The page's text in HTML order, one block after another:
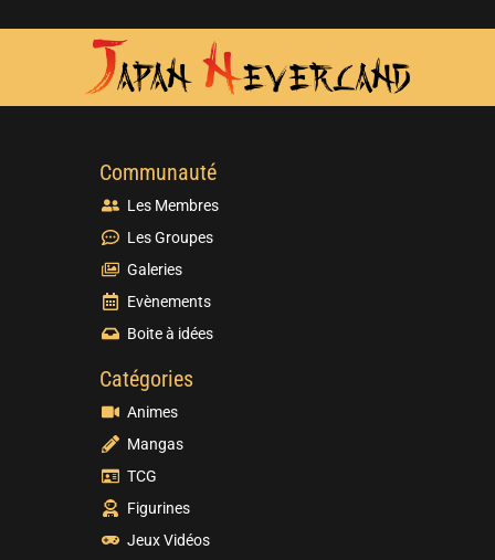
Communauté
Les Membres
Les Groupes
Galeries
Evènements
Boite à idées
Catégories
Animes
Mangas
TCG
Figurines
Jeux Vidéos